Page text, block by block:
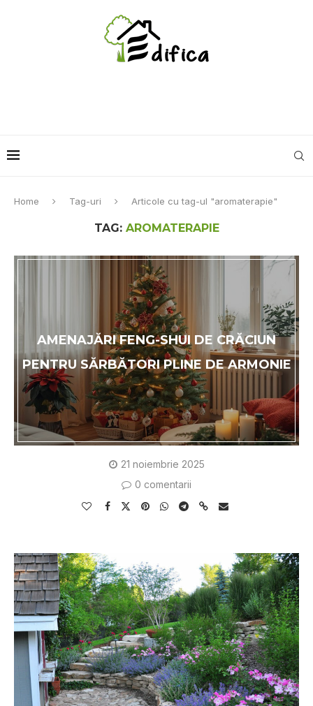
Home Tag-uri Articole cu tag-ul "aromaterapie"
TAG: AROMATERAPIE
AMENAJĂRI FENG-SHUI DE CRĂCIUN
PENTRU SĂRBĂTORI PLINE DE ARMONIE
21 noiembrie 2025
0 comentarii